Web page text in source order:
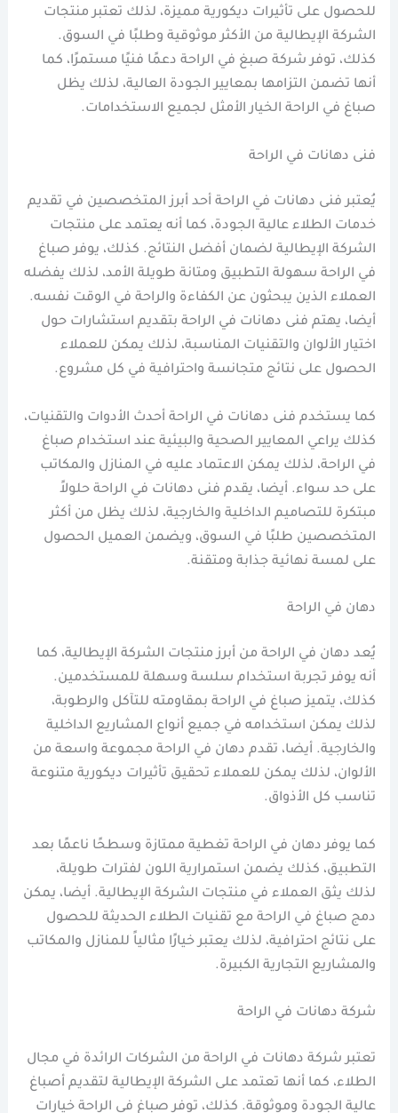
للحصول على تأثيرات ديكورية مميزة، لذلك تعتبر منتجات
الشركة الإيطالية من الأكثر موثوقية وطلبًا في السوق.
كذلك، توفر شركة صبغ في الراحة دعمًا فنيًا مستمرًا، كما
أنها تضمن التزامها بمعايير الجودة العالية، لذلك يظل
صباغ في الراحة الخيار الأمثل لجميع الاستخدامات.
فنى دهانات في الراحة
يُعتبر فنى دهانات في الراحة أحد أبرز المتخصصين في تقديم
خدمات الطلاء عالية الجودة، كما أنه يعتمد على منتجات
الشركة الإيطالية لضمان أفضل النتائج. كذلك، يوفر صباغ
في الراحة سهولة التطبيق ومتانة طويلة الأمد، لذلك يفضله
العملاء الذين يبحثون عن الكفاءة والراحة في الوقت نفسه.
أيضا، يهتم فنى دهانات في الراحة بتقديم استشارات حول
اختيار الألوان والتقنيات المناسبة، لذلك يمكن للعملاء
الحصول على نتائج متجانسة واحترافية في كل مشروع.
كما يستخدم فنى دهانات في الراحة أحدث الأدوات والتقنيات،
كذلك يراعي المعايير الصحية والبيئية عند استخدام صباغ
في الراحة، لذلك يمكن الاعتماد عليه في المنازل والمكاتب
على حد سواء. أيضا، يقدم فنى دهانات في الراحة حلولاً
مبتكرة للتصاميم الداخلية والخارجية، لذلك يظل من أكثر
المتخصصين طلبًا في السوق، ويضمن العميل الحصول
على لمسة نهائية جذابة ومتقنة.
دهان في الراحة
يُعد دهان في الراحة من أبرز منتجات الشركة الإيطالية، كما
أنه يوفر تجربة استخدام سلسة وسهلة للمستخدمين.
كذلك، يتميز صباغ في الراحة بمقاومته للتآكل والرطوبة،
لذلك يمكن استخدامه في جميع أنواع المشاريع الداخلية
والخارجية. أيضا، تقدم دهان في الراحة مجموعة واسعة من
الألوان، لذلك يمكن للعملاء تحقيق تأثيرات ديكورية متنوعة
تناسب كل الأذواق.
كما يوفر دهان في الراحة تغطية ممتازة وسطحًا ناعمًا بعد
التطبيق، كذلك يضمن استمرارية اللون لفترات طويلة،
لذلك يثق العملاء في منتجات الشركة الإيطالية. أيضا، يمكن
دمج صباغ في الراحة مع تقنيات الطلاء الحديثة للحصول
على نتائج احترافية، لذلك يعتبر خيارًا مثالياً للمنازل والمكاتب
والمشاريع التجارية الكبيرة.
شركة دهانات في الراحة
تعتبر شركة دهانات في الراحة من الشركات الرائدة في مجال
الطلاء، كما أنها تعتمد على الشركة الإيطالية لتقديم أصباغ
عالية الجودة وموثوقة. كذلك، توفر صباغ في الراحة خيارات